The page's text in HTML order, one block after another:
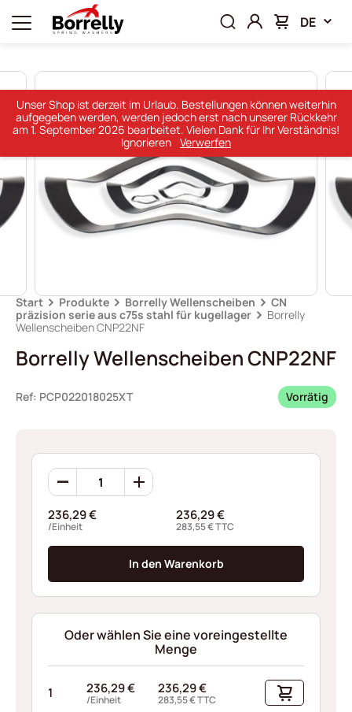
DE
Start Produkte Borrelly Wellenscheiben
CN
präzision serie aus c75s stahl für kugellager
Borrelly
Wellenscheiben CNP22NF
Borrelly Wellenscheiben CNP22NF
Ref: PCP022018025XT Vorrätig
Borrelly
Wellenscheiben
Menge
236,29€
/Einheit
236,29€
283,55€TTC
In den Warenkorb
Oder wählen Sie eine voreingestellte
Menge
1 236,29€
/Einheit
236,29€
283,55€TTC
Unser Shop ist derzeit im Urlaub. Bestellungen können weiterhin
aufgegeben werden, werden jedoch erst nach unserer Rückkehr
am 1. September 2026 bearbeitet. Vielen Dank für Ihr Verständnis!
Ignorieren Verwerfen